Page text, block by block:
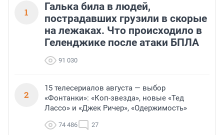
1
Галька била в людей,
пострадавших грузили в скорые
на лежаках. Что происходило в
Геленджике после атаки БПЛА
91 030
2
15 телесериалов августа — выбор
«Фонтанки»: «Коп-звезда», новые «Тед
Лассо» и «Джек Ричер», «Одержимость»
74 486 27